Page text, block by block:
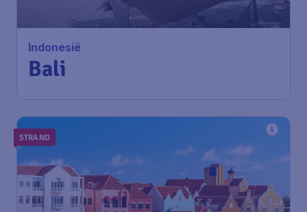
Indonesië
Bali
STRAND